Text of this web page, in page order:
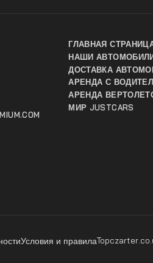
ГЛАВНАЯ
НАШИ
ДОСТАВКА
АРЕНДА С
АРЕНДА
МИР JUSTCARS
Условия и правила